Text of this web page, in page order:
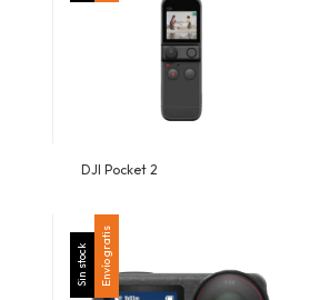
DJI Pocket 2
Sin stock Envío gratis